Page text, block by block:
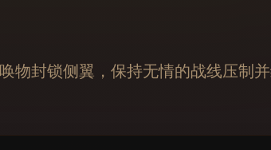
物封锁侧翼，保持无情的战线压制